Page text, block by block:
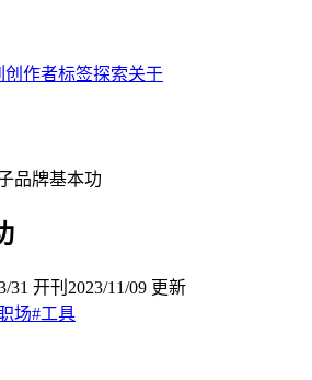
创作者标签探索关于
品牌基本功
31 开刊 2023/11/09 更新
场#工具